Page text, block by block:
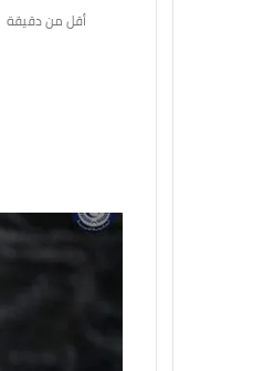
أقل من دقيقة